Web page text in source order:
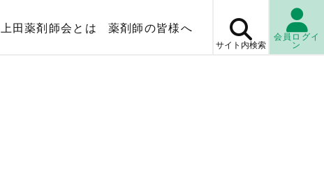
上田薬剤師会とは 薬剤師の皆様へ
サイト内検索
会員ログイ
ン